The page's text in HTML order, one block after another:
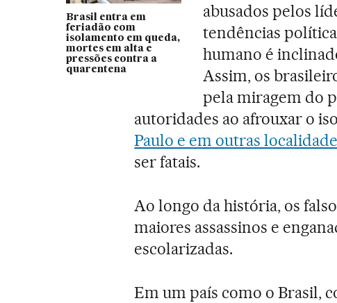
Brasil entra em
feriadão com
isolamento em queda,
mortes em alta e
pressões contra a
quarentena
abusados pelos
tendências
humano é
Assim, os
pela miragem do
autoridades ao afrouxar o
Paulo e em outras
ser fatais.
Ao longo da história, os
maiores assassinos e
escolarizadas.
Em um país como o Brasil,